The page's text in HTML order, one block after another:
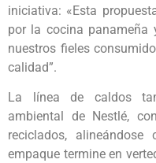
iniciativa: «Esta
por la cocina panameña
nuestros fieles
calidad”.
La línea de caldos
ambiental de Nestlé,
reciclados,
empaque termine en